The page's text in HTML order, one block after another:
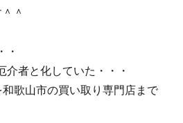
に
＾
・
介者と化していた・・・
歌山市の買い取り専門店まで